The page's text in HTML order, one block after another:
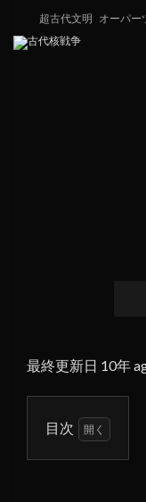
超古代文明 オーパー
最終更新日 10年
目次